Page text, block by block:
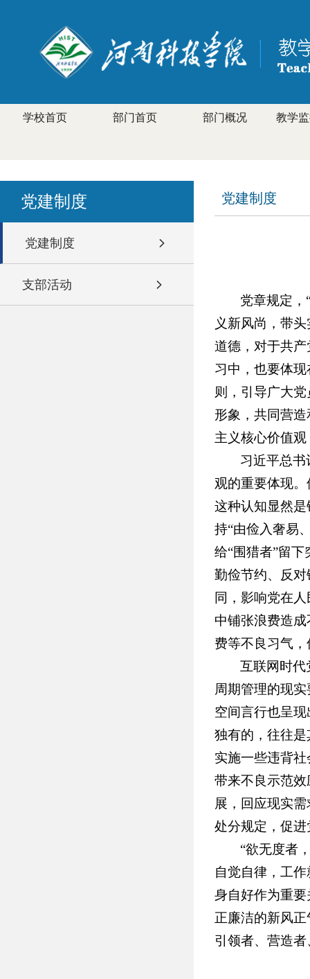
学校首页 部门首页 部门概况 教学
党建制度
党建制度
支部活动
党建制度
党章规定，
义新风尚，带
道德，对于共
习中，也要体
则，引导广大
形象，共同营
主义核心价值
习近平总书
观的重要体现
这种认知显然
持“由俭入奢易
给“围猎者”留
勤俭节约、反
同，影响党在
中铺张浪费造
费等不良习气
互联网时代
周期管理的现
空间言行也呈
独有的，往往
实施一些违背
带来不良示范
展，回应现实
处分规定，促
“欲无度者
自觉自律，工
身自好作为重
正廉洁的新风
引领者、营造